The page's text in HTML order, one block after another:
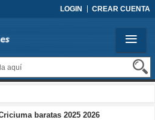
LOGIN CREAR CUENTA
baratas 2025 2026